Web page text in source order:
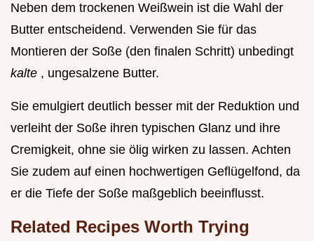
Neben dem trockenen Weißwein ist die Wahl der
Butter entscheidend. Verwenden Sie für das
Montieren der Soße (den finalen Schritt) unbedingt
kalte , ungesalzene Butter.
Sie emulgiert deutlich besser mit der Reduktion und
verleiht der Soße ihren typischen Glanz und ihre
Cremigkeit, ohne sie ölig wirken zu lassen. Achten
Sie zudem auf einen hochwertigen Geflügelfond, da
er die Tiefe der Soße maßgeblich beeinflusst.
Related Recipes Worth Trying